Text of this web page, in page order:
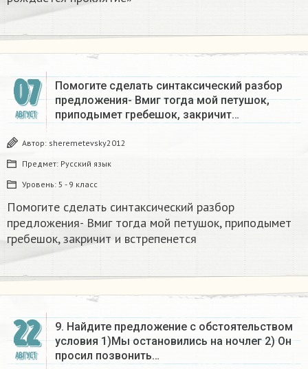
07
АВГУСТ
Помогите сделать синтаксический разбор
предложения- Вмиг тогда мой петушок,
приподымет гребешок, закричит…
Автор: sheremetevsky2012
Предмет: Русский язык
Уровень: 5 - 9 класс
Помогите сделать синтаксический разбор
предложения- Вмиг тогда мой петушок, приподымет
гребешок, закричит и встрепенется
22
АВГУСТ
9. Найдите предложение с обстоятельством
условия 1)Мы остановились на ночлег 2) Он
просил позвонить…